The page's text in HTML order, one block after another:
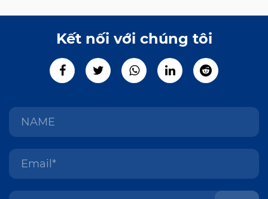
Kết nối với chúng tôi